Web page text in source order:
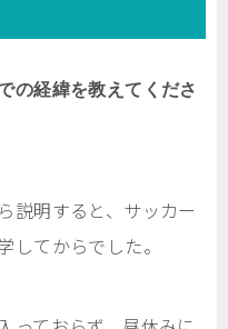
の経緯を教えてくださ
説明すると、サッカー
してからでした。